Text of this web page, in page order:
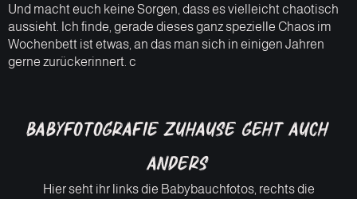
Und macht euch keine Sorgen, dass es vielleicht chaotisch
aussieht. Ich finde, gerade dieses ganz spezielle Chaos im
Wochenbett ist etwas, an das man sich in einigen Jahren
gerne zurückerinnert. c
Babyfotografie zuhause geht auch
anders
Hier seht ihr links die Babybauchfotos, rechts die